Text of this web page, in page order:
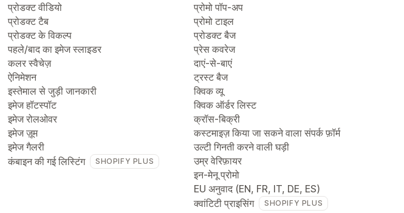
प्रोडक्ट वीडियो
प्रोडक्ट टैब
प्रोडक्ट के विकल्प
पहले/बाद का इमेज स्लाइडर
कलर स्वैचेज़
ऐनिमेशन
इस्तेमाल से जुड़ी जानकारी
इमेज हॉटस्पॉट
इमेज रोलओवर
इमेज ज़ूम
इमेज गैलरी
कंबाइन की गई लिस्टिंग
SHOPIFY PLUS
प्रोमो पॉप-अप
प्रोमो टाइल
प्रोडक्ट बैज
प्रेस कवरेज
दाएं-से-बाएं
ट्रस्ट बैज
क्विक व्यू
क्विक ऑर्डर लिस्ट
क्रॉस-बिक्री
कस्टमाइज़ किया जा सकने वाला संपर्क फ़ॉर्म
उल्टी गिनती करने वाली घड़ी
उम्र वेरिफ़ायर
इन-मेनू प्रोमो
EU अनुवाद (EN, FR, IT, DE, ES)
क्वांटिटी प्राइसिंग
SHOPIFY PLUS